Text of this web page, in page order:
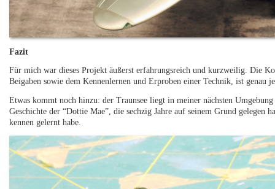
Fazit
Für mich war dieses Projekt äußerst erfahrungsreich und kurzweilig. Die
Beigaben sowie dem Kennenlernen und Erproben einer Technik, ist
Etwas kommt noch hinzu: der Traunsee liegt in meiner nächsten
Geschichte der “Dottie Mae”, die sechzig Jahre auf seinem Grund gelegen
kennen gelernt habe.